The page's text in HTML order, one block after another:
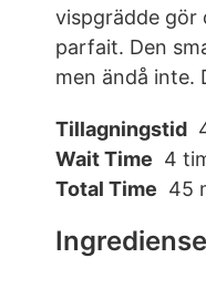
vispgrädde gör
parfait. Den
men ändå inte.
Tillagningstid
Wait Time 4
Total Time 45